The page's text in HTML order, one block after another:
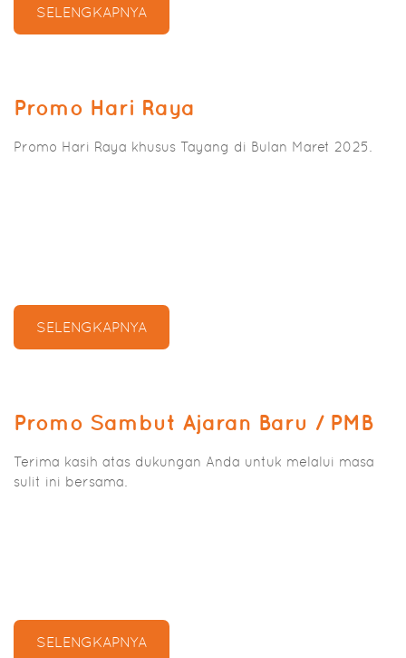
SELENGKAPNYA
Promo Hari Raya
Promo Hari Raya khusus Tayang di Bulan Maret 2025.
SELENGKAPNYA
Promo Sambut Ajaran Baru / PMB
Terima kasih atas dukungan Anda untuk melalui masa
sulit ini bersama.
SELENGKAPNYA